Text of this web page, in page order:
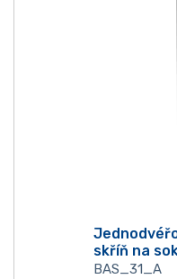
skříň na
BAS_31_A